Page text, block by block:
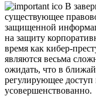
В
существующее
защищенной
на защиту
время как кибер-
являются весьма
ожидать, что в
регулирующее
усовершенствованно.